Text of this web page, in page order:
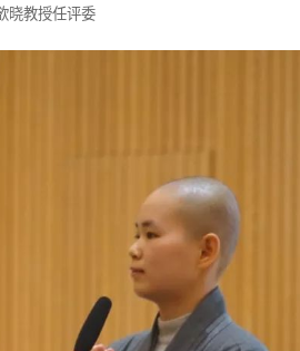
晓教授任评委